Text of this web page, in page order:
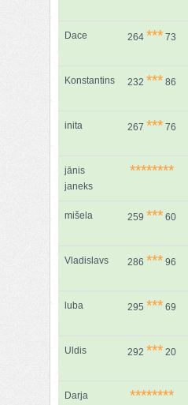
Dace 264 *** 73
Konstantins 232 *** 86
inita 267 *** 76
jānis
janeks
********
mišela 259 *** 60
Vladislavs 286 *** 96
luba 295 *** 69
Uldis 292 *** 20
Darja ********